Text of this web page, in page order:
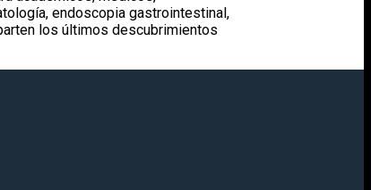
endoscopia gastrointestinal,
los últimos descubrimientos